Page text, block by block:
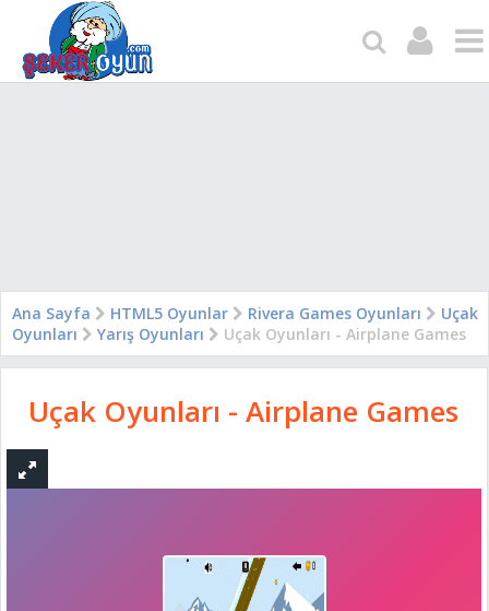
Ana Sayfa HTML5 Oyunlar Rivera Games Oyunları
Uçak
Oyunları
Yarış Oyunları Uçak Oyunları - Airplane Games
Uçak Oyunları - Airplane Games